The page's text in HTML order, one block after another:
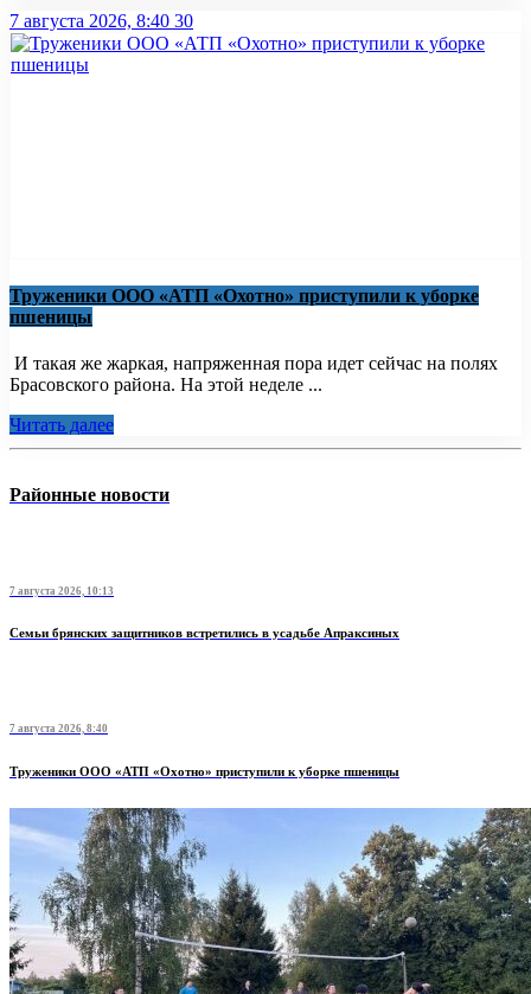
7 августа 2026, 8:40 30
Труженики ООО «АТП «Охотно» приступили к уборке
пшеницы
И такая же жаркая, напряженная пора идет сейчас на полях
Брасовского района. На этой неделе ...
Читать далее
Районные новости
7 августа 2026, 10:13
Семьи брянских защитников встретились в усадьбе Апраксиных
7 августа 2026, 8:40
Труженики ООО «АТП «Охотно» приступили к уборке пшеницы